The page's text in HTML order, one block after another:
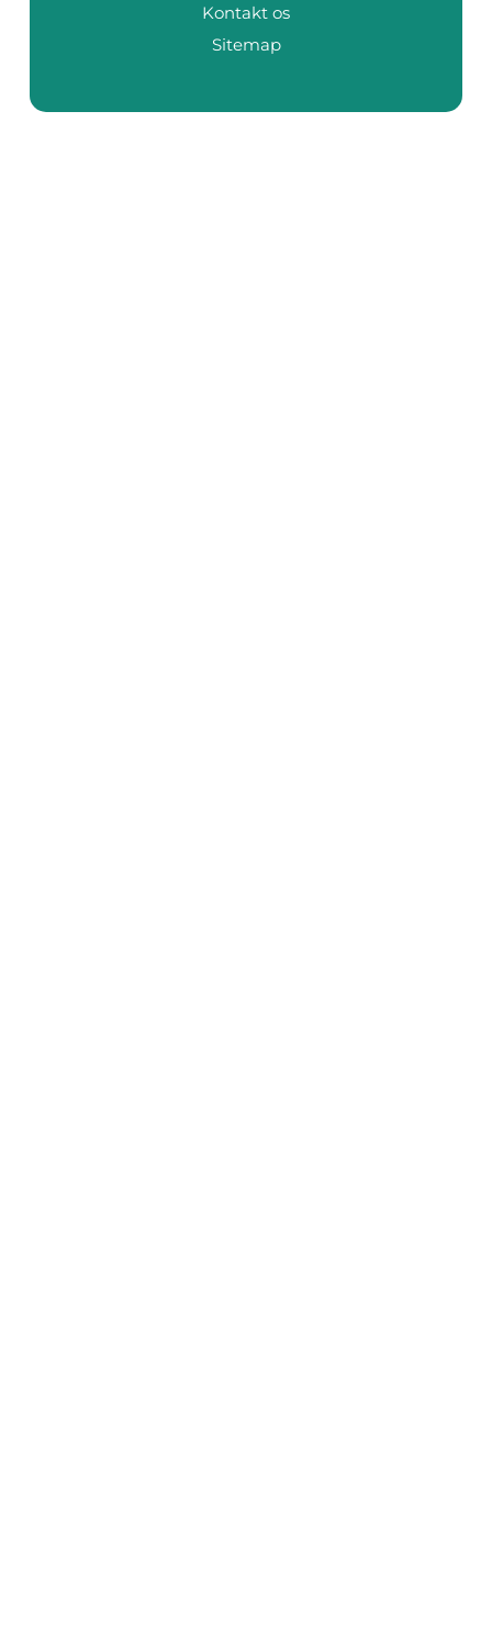
Kontakt os
Sitemap